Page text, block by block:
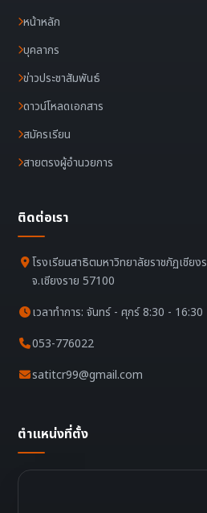
หน้าหลัก
บุคลากร
ข่าวประชาสัมพันธ์
ดาวน์โหลดเอกสาร
สมัครเรียน
สายตรงผู้อำนวยการ
ติดต่อเรา
โรงเรียนสาธิตมหาวิทยาลัยราชภัฏเชีย
จ.เชียงราย 57100
เวลาทำการ: จันทร์ - ศุกร์ 8:30 - 16:30
053-776022
satitcr99@gmail.com
ตำแหน่งที่ตั้ง